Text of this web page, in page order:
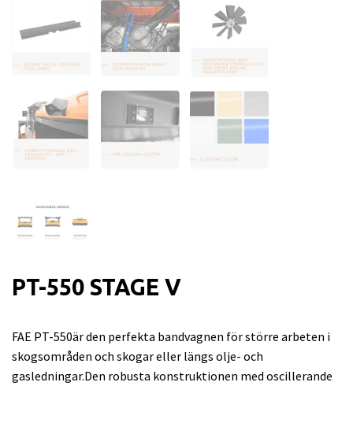
PT-550 STAGE V
FAE PT-550är den perfekta bandvagnen för större arbeten i
skogsområden och skogar eller längs olje- och
gasledningar.Den robusta konstruktionen med oscillerande